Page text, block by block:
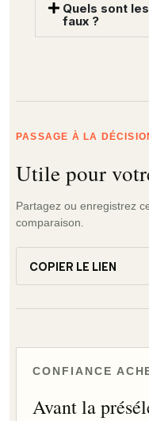
Quels sont
faux ?
PASSAGE À LA
Utile pour
Partagez ou enregistrez
comparaison.
COPIER LE LIEN
CONFIANCE
Avant la